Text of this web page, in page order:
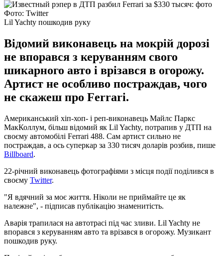
Фото: Twitter
Lil Yachty пошкодив руку
Відомий виконавець на мокрій дорозі
не впорався з керуванням свого
шикарного авто і врізався в огорожу.
Артист не особливо постраждав, чого
не скажеш про Ferrari.
Американський хіп-хоп- і реп-виконавець Майлс Паркс
МакКоллум, більш відомий як Lil Yachty, потрапив у ДТП на
своєму автомобілі Ferrari 488. Сам артист сильно не
постраждав, а ось суперкар за 330 тисяч доларів розбив, пише
Billboard.
22-річний виконавець фотографіями з місця події поділився в
своєму Twitter.
"Я вдячний за моє життя. Ніколи не приймайте це як
належне", - підписав публікацію знаменитість.
Аварія трапилася на автотрасі під час зливи. Lil Yachty не
впорався з керуванням авто та врізався в огорожу. Музикант
пошкодив руку.